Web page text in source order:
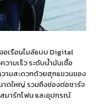
อเรือนไมล์แบบ Digital
ามเร็ว ระดับน้ำมันเชื้อ
วามสะดวกด้วยฮุกแขวนของ
ดใหญ่ รวมถึงช่องต่อชาร์จ
มาร์ทโฟน และอุปกรณ์